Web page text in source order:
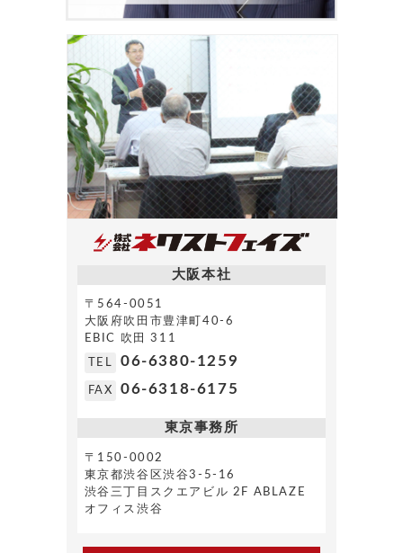
大阪本社
〒564-0051
大阪府吹田市豊津町40-6
EBIC 吹田 311
TEL 06-6380-1259
FAX 06-6318-6175
東京事務所
〒150-0002
東京都渋谷区渋谷3-5-16
渋谷三丁目スクエアビル 2F ABLAZE
オフィス渋谷